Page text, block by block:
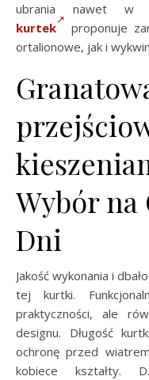
ubrania nawet
kurtek
proponuje
ortalionowe, jak i
Wybór na
Dni
Jakość wykonania i
tej kurtki.
praktyczności, ale
designu. Długość
ochronę przed
kobiece kształty.